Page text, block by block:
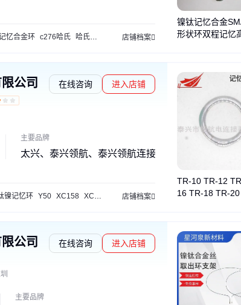
忆合金环 c276哈氏 哈氏合金 烧结钼管 巴氏合金 板材棒材 高熵合金
店铺档案
镍钛记忆合金
形状环双程记忆
公司 在线咨询 进入店铺
主要品牌
太兴、泰兴领航、泰兴领航连接器
镍记忆环 Y50 XC158 XC D38999 JY
店铺档案
TR-10 TR-12
16 TR-18 TR-20
公司 在线咨询 进入店铺
主要品牌